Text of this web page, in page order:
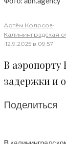
Артём Колосов·
Калининградская
·12.9.2025 в 09:57
В
задержки и
Поделиться